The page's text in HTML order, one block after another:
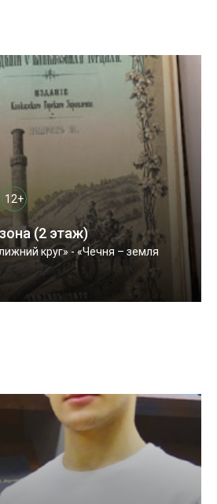
12+
(2 этаж)
круг» - «Чечня – земля